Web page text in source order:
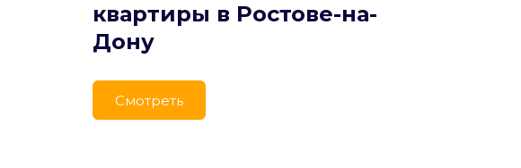
квартиры в Ростове-на-
Дону
Cмотреть